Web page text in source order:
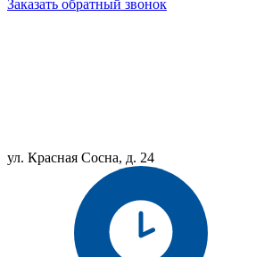
Заказать обратный звонок
ул. Красная Сосна, д. 24